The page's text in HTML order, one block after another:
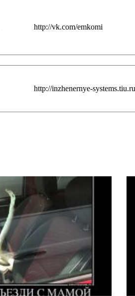
http://vk.com/emkomi
http://inzhenernye-systems.tiu.ru